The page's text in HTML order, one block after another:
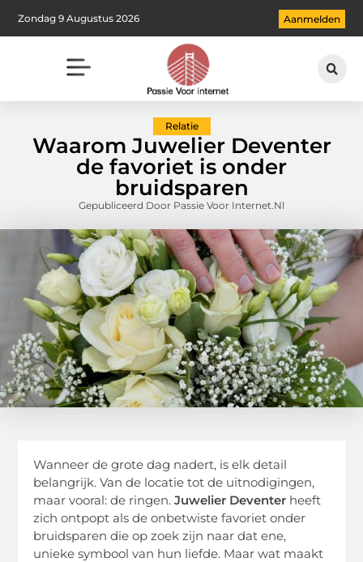
Zondag 9 Augustus 2026 Aanmelden
Relatie
Waarom Juwelier Deventer
de favoriet is onder
bruidsparen
Gepubliceerd Door Passie Voor Internet.nl
Wanneer de grote dag nadert, is elk detail
belangrijk. Van de locatie tot de uitnodigingen,
maar vooral: de ringen.Juwelier Deventer heeft
zich ontpopt als de onbetwiste favoriet onder
bruidsparen die op zoek zijn naar dat ene,
unieke symbool van hun liefde. Maar wat maakt